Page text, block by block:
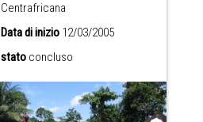
Centrafricana
Data di inizio 12/03/2005
stato concluso